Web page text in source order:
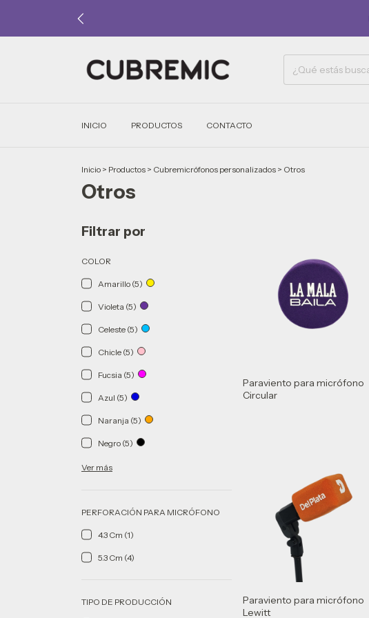
INICIO PRODUCTOS CONTACTO
Inicio > Productos > Cubremicrófonos personalizados > Otros
Otros
Filtrar por
COLOR
Amarillo (5)
Violeta (5)
Celeste (5)
Chicle (5)
Fucsia (5)
Azul (5)
Naranja (5)
Negro (5)
Ver más
PERFORACIÓN PARA MICRÓFONO
4.3 Cm (1)
5.3 Cm (4)
TIPO DE PRODUCCIÓN
Paraviento para micrófono
Circular
Paraviento para micrófono
Lewitt